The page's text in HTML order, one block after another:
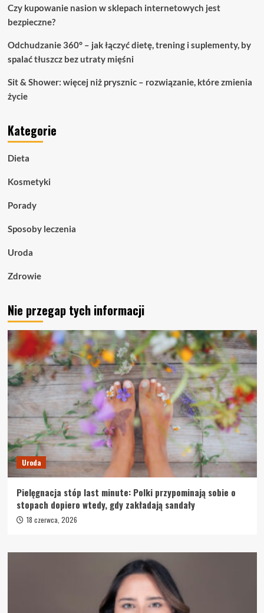
Czy kupowanie nasion w sklepach internetowych jest
bezpieczne?
Odchudzanie 360° – jak łączyć dietę, trening i suplementy, by
spalać tłuszcz bez utraty mięśni
Sit & Shower: więcej niż prysznic – rozwiązanie, które zmienia
życie
Kategorie
Dieta
Kosmetyki
Porady
Sposoby leczenia
Uroda
Zdrowie
Nie przegap tych informacji
Uroda
Pielęgnacja stóp last minute: Polki przypominają sobie o
stopach dopiero wtedy, gdy zakładają sandały
18 czerwca, 2026